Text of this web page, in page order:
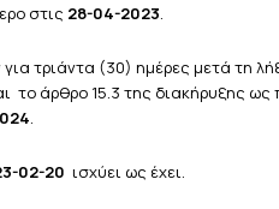
στις 28-04-2023.
τριάντα (30) ημέρες μετά τη
άρθρο 15.3 της διακήρυξης ως
.
02-20 ισχύει ως έχει.